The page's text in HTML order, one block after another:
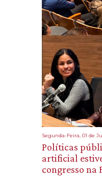
Segunda-Feira, 01 de
Políticas
artificial
congresso na